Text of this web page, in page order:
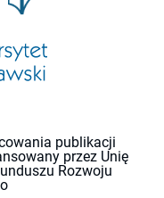
publikacji
przez Unię
Rozwoju